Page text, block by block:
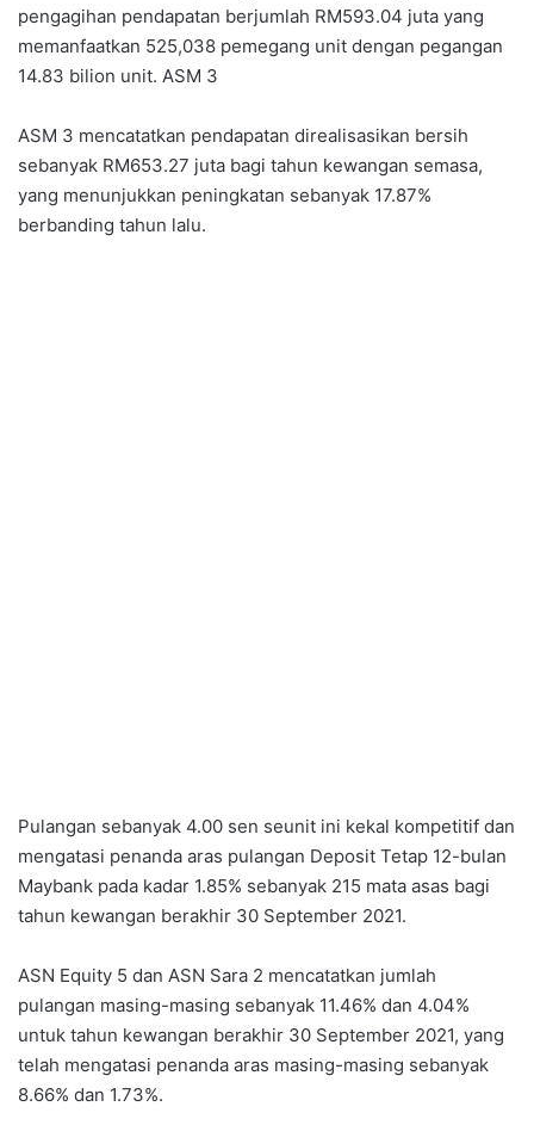
pengagihan pendapatan berjumlah RM593.04 juta yang
memanfaatkan 525,038 pemegang unit dengan pegangan
14.83 bilion unit. ASM 3
ASM 3 mencatatkan pendapatan direalisasikan bersih
sebanyak RM653.27 juta bagi tahun kewangan semasa,
yang menunjukkan peningkatan sebanyak 17.87%
berbanding tahun lalu.
Pulangan sebanyak 4.00 sen seunit ini kekal kompetitif dan
mengatasi penanda aras pulangan Deposit Tetap 12-bulan
Maybank pada kadar 1.85% sebanyak 215 mata asas bagi
tahun kewangan berakhir 30 September 2021.
ASN Equity 5 dan ASN Sara 2 mencatatkan jumlah
pulangan masing-masing sebanyak 11.46% dan 4.04%
untuk tahun kewangan berakhir 30 September 2021, yang
telah mengatasi penanda aras masing-masing sebanyak
8.66% dan 1.73%.